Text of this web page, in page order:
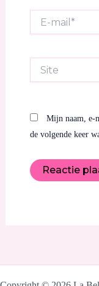
mail*
Mijn naam, e-
de volgende keer